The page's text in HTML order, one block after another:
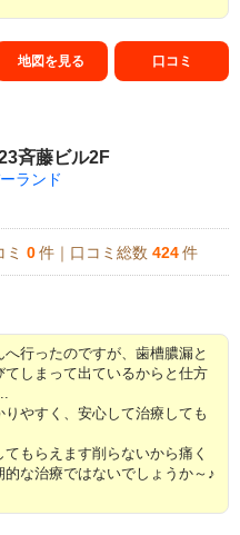
地図を見る 口コミ
斉藤ビル2F
ランド
0 件｜口コミ総数 424 件
行ったのですが、歯槽膿漏と
しまって出ているからと仕方
やすく、安心して治療しても
もらえます削らないから痛く
な治療ではないでしょうか～♪